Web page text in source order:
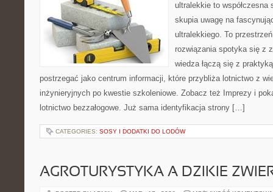
ultralekkie to współczesna
skupia uwagę na
ultralekkiego. To
rozwiązania spotyka się z
wiedza łączą się z
postrzegać jako centrum informacji, które przybliża lotnictwo z
inżynieryjnych po kwestie szkoleniowe. Zobacz też Imprezy i
lotnictwo bezzałogowe. Już sama identyfikacja strony […]
CATEGORIES: SOSY I DODATKI DO LODÓW
AGROTURYSTYKA A DZIKIE